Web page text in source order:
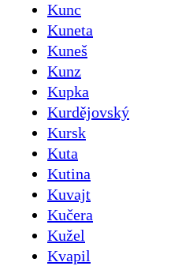
Kunc
Kuneta
Kuneš
Kunz
Kupka
Kurdějovský
Kursk
Kuta
Kutina
Kuvajt
Kučera
Kužel
Kvapil